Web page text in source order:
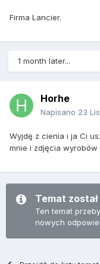
Firma Lancier.
1 month later...
Horhe
Napisano 23
Wyjdę z cienia i ja Ci
mnie i zdjęcia
Temat
Ten temat
nowych